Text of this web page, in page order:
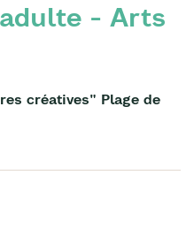
- Arts
créatives" Plage de